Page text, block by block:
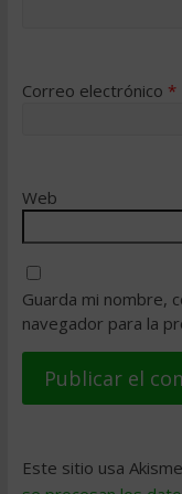
Correo electrónico *
Web
Guarda mi nombre,
navegador para la
Este sitio usa